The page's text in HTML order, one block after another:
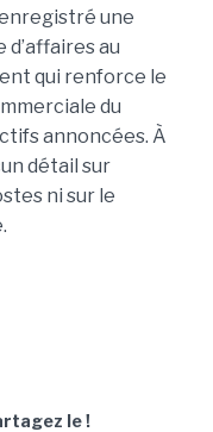
une
au
qui renforce le
du
annoncées. À
détail sur
ni sur le
le !